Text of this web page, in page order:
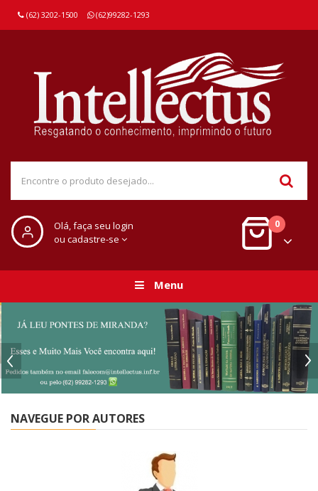
(62) 3202-1500 (62)99282-1293
Olá, faça seu login
ou cadastre-se
0
Menu
NAVEGUE POR AUTORES